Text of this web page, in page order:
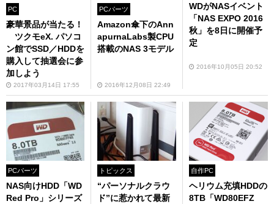
PC
豪華景品が当たる！
ツクモeX. パソコ
ン館でSSD／HDDを
購入して抽選会に参
加しよう
2017年03月14日 17:55
PCパーツ
Amazon傘下のAnn
apurnaLabs製CPU
搭載のNAS 3モデル
2016年12月08日 22:49
WDがNASイベント
「NAS EXPO 2016
秋」を8日に開催予
定
2016年10月05日 20:52
PCパーツ
NAS向けHDD「WD
Red Pro」シリーズ
トピックス
“パーソナルクラウ
ド”に惹かれて最新
自作PC
ヘリウム充填HDDの
8TB「WD80EFZ